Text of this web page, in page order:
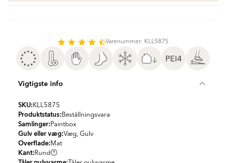
Rengøring & Vedligeholdelse
fr.169 DKK
fr.38
Varenummer: KLL5875
Vigtigste info
SKU: KLL5875
Produktstatus: Beställningsvara
Samlinger: Paintbox
Gulv eller væg:Væg, Gulv
Overflade: Mat
Kant: Rund